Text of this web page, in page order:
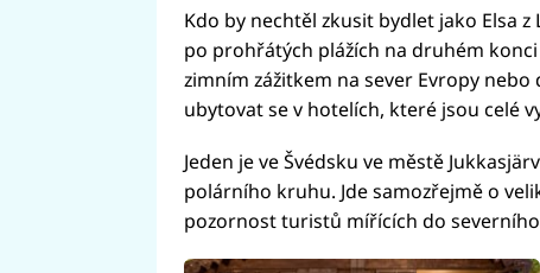
Kdo by nechtěl zkusit bydlet jako Elsa
po prohřátých plážích na druhém
zimním zážitkem na sever Evropy
ubytovat se v hotelích, které jsou celé
Jeden je ve Švédsku ve městě
polárního kruhu. Jde samozřejmě o
pozornost turistů mířících do